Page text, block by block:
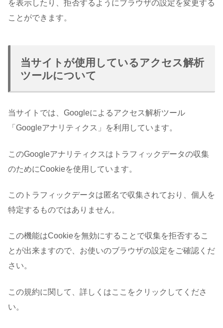
を表示したり、拒否するようにブラウザの設定を変更する
ことができます。
当サイトが使用しているアクセス解析
ツールについて
当サイトでは、Googleによるアクセス解析ツール
「Googleアナリティクス」を利用しています。
このGoogleアナリティクスはトラフィックデータの収集
のためにCookieを使用しています。
このトラフィックデータは匿名で収集されており、個人を
特定するものではありません。
この機能はCookieを無効にすることで収集を拒否するこ
とが出来ますので、お使いのブラウザの設定をご確認くだ
さい。
この規約に関して、詳しくはここをクリックしてくださ
い。